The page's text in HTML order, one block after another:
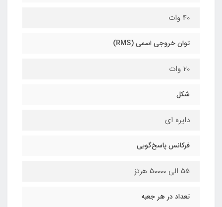
40 وات
توان خروجی اسمی (RMS)
20 وات
شکل
دایره ای
فرکانس پاسخ‌گویی
55 الی 50000 هرتز
تعداد در هر جعبه